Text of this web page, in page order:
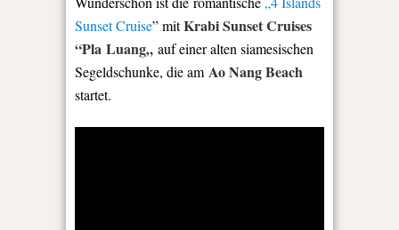
Sunset Cruise” mitKrabi Sunset Cruises
“Pla Luang„ auf einer alten siamesischen
Segeldschunke, die am Ao Nang Beach
startet.